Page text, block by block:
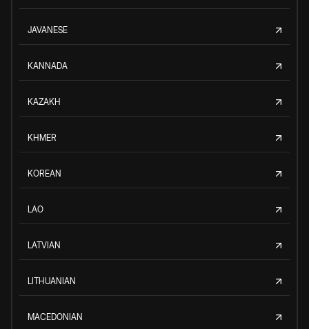
JAVANESE
KANNADA
KAZAKH
KHMER
KOREAN
LAO
LATVIAN
LITHUANIAN
MACEDONIAN